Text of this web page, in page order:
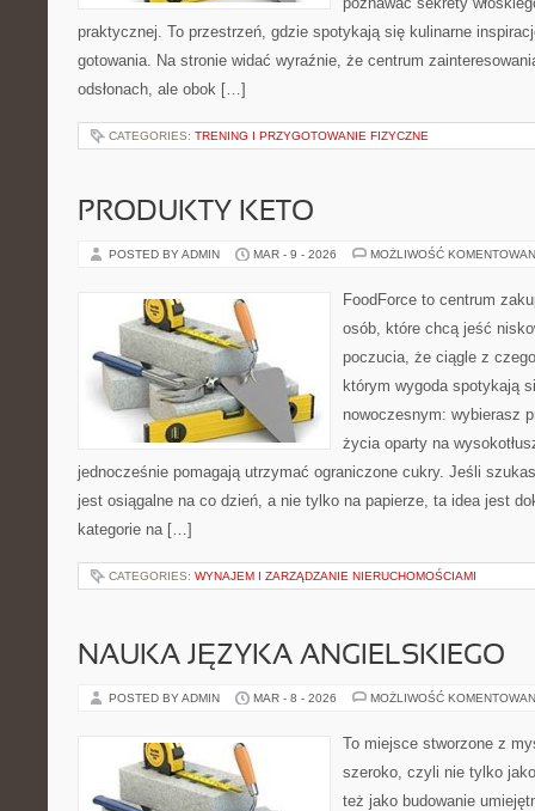
praktycznej. To przestrzeń, gdzie spotykają się kulinarne
gotowania. Na stronie widać wyraźnie, że centrum
odsłonach, ale obok […]
CATEGORIES: TRENING I PRZYGOTOWANIE FIZYCZNE
PRODUKTY KETO
POSTED BY ADMIN MAR - 9 - 2026 MOŻLIWOŚĆ
FoodForce to centrum
osób, które chcą jeść
poczucia, że ciągle z
którym wygoda spotykają
nowoczesnym: wybierasz
życia oparty na
jednocześnie pomagają utrzymać ograniczone cukry. Jeśli
jest osiągalne na co dzień, a nie tylko na papierze, ta idea jest
kategorie na […]
CATEGORIES: WYNAJEM I ZARZĄDZANIE NIERUCHOMOŚCIAMI
NAUKA JĘZYKA ANGIELSKIEGO
POSTED BY ADMIN MAR - 8 - 2026 MOŻLIWOŚĆ
To miejsce stworzone z
szeroko, czyli nie tylko
też jako budowanie